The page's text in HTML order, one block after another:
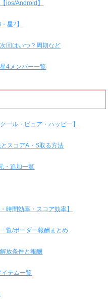
ios/Android】
星2】
回はいつ？周期など
4メンバー一覧
ール・ピュア・ハッピー】
スコアA・S取る方法
・追加一覧
時間効率・スコア効率】
覧/ボーダー報酬まとめ
放条件と報酬
イテム一覧